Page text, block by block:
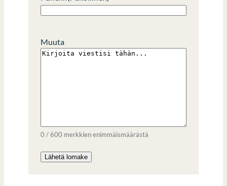
Muuta
0 / 600 merkkien enimmäismäärästä